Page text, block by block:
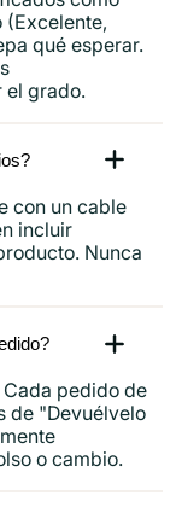
(Excelente,
qué esperar.
el grado.
con un cable
incluir
Nunca
pedido de
de "Devuélvelo
o cambio.